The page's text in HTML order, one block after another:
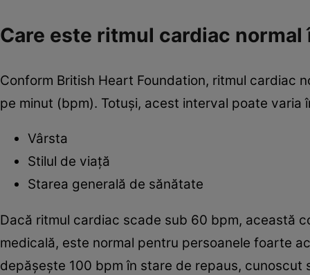
Care este ritmul cardiac normal
Conform British Heart Foundation, ritmul cardiac
pe minut (bpm). Totuși, acest interval poate
Vârsta
Stilul de viață
Starea generală de sănătate
Dacă ritmul cardiac scade sub 60 bpm, această
medicală, este normal pentru persoanele foarte
depășește 100 bpm în stare de repaus,